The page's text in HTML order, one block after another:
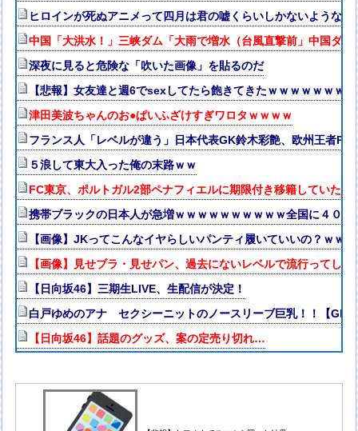
ヒロインが死ぬアニメって四月は君の嘘くらいしかないような
中国「大洪水！」三峡ダム「大雨で増水（台風直撃前」中国ダ
深夜に見ると危険な「吹いた画像」を貼るのだ
【悲報】女友達と週6でsexしてたら飽きてきたｗｗｗｗｗｗｗ
津田美波ちゃんのお●ぱいふざけすぎワロタｗｗｗｗ
フランス人「レベルが違う」日本代表GK鈴木彩艶、欧州王者
５浪して東大入った俺の末路ｗｗ
FC東京、ポルトガル2部ペナフィエルに期限付き移籍していた
携帯ブラックの日本人が急増ｗｗｗｗｗｗｗｗｗｗ全国に４００
【画像】JKってこんなイヤらしいパンティ履いていいの？ｗｗ
【画像】見せブラ・見せパン、過去にないレベルで流行ってし
【日向坂46】三期生LIVE、生配信が決定！
白戸ゆめのアナ セクシーニットのノースリーブ巨乳！！【GIF
【日向坂46】話題のグッズ、案の定売り切れ…